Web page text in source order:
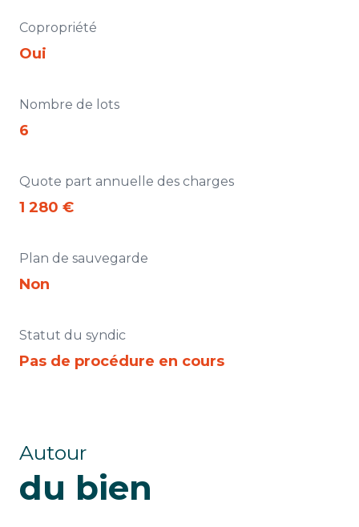
Copropriété
Oui
Nombre de lots
6
Quote part annuelle des charges
1 280 €
Plan de sauvegarde
Non
Statut du syndic
Pas de procédure en cours
Autour
du bien